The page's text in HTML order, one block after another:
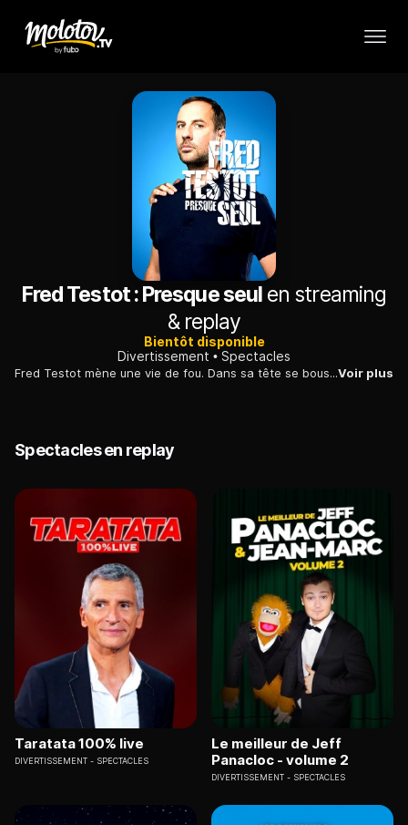
Fred Testot : Presque seul en streaming
& replay
Bientôt disponible
Divertissement
Spectacles
Fred Testot mène une vie de fou. Dans sa tête se bousculent des myriades de personnages pas tous imaginaires. Si bien que le comédien n'est jamais vraiment seul...Voir plus
Spectacles en replay
Taratata 100% live
DIVERTISSEMENT SPECTACLES
Le meilleur de Jeff
Panacloc - volume 2
DIVERTISSEMENT SPECTACLES